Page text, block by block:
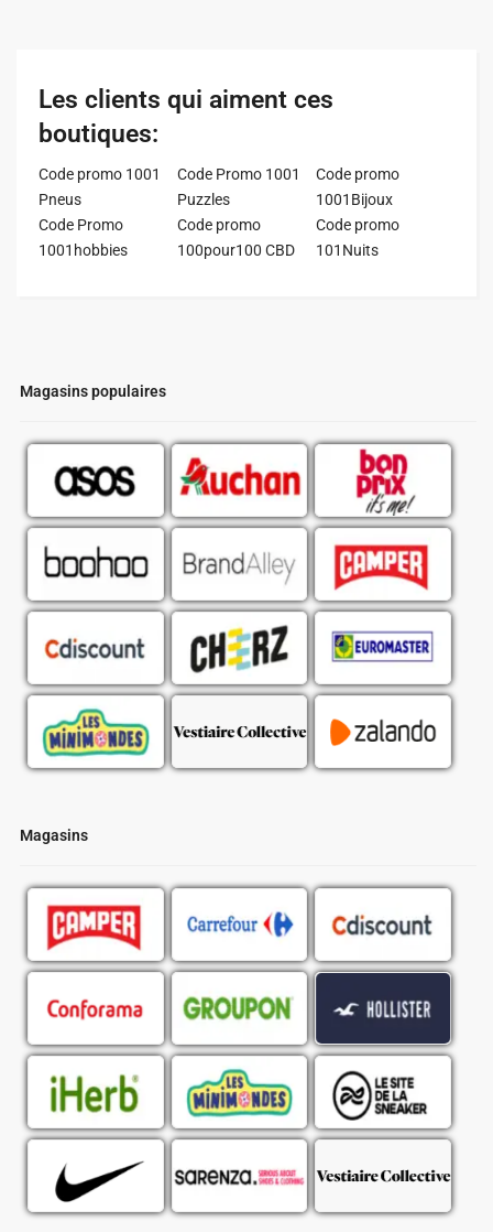
Magasins populaires
Magasins
Les clients qui aiment ces
boutiques:
Code promo 1001
Pneus
Code Promo 1001
Puzzles
Code promo
1001Bijoux
Code Promo
1001hobbies
Code promo
100pour100 CBD
Code promo
101Nuits